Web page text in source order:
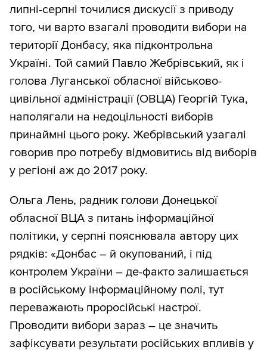
липні-серпні точилися дискусії з приводу
того, чи варто взагалі проводити вибори на
території Донбасу, яка підконтрольна
Україні. Той самий Павло Жебрівський, як і
голова Луганської обласної військово-
цивільної адміністрації (ОВЦА) Георгій Тука,
наполягали на недоцільності виборів
принаймні цього року. Жебрівський узагалі
говорив про потребу відмовитись від виборів
у регіоні аж до 2017 року.
Ольга Лень, радник голови Донецької
обласної ВЦА з питань інформаційної
політики, у серпні пояснювала автору цих
рядків: «Донбас – й окупований, і під
контролем України – де-факто залишається
в російському інформаційному полі, тут
переважають проросійські настрої.
Проводити вибори зараз – це значить
зафіксувати результати російських впливів у